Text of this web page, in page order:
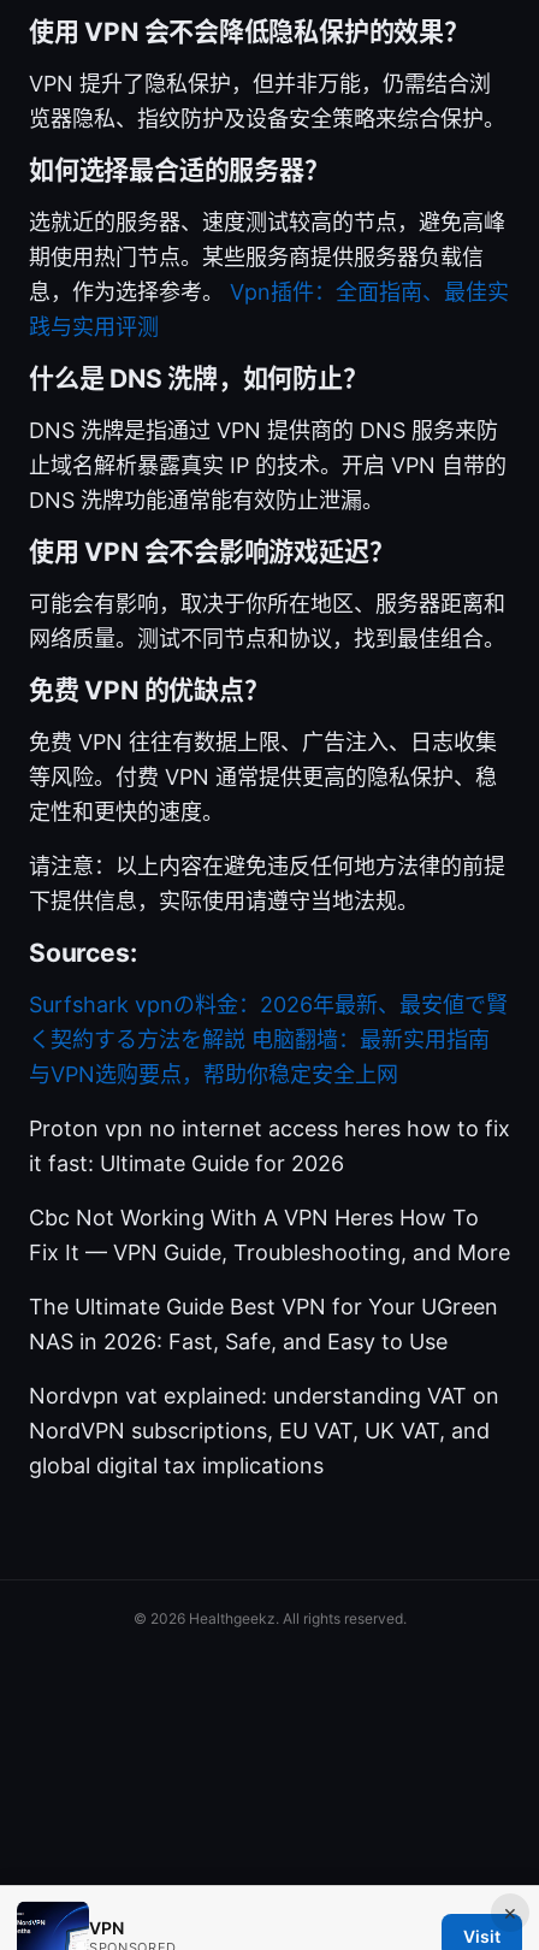
使用 VPN 会不会降低隐私保护的效果？
VPN 提升了隐私保护，但并非万能，仍需结合浏
览器隐私、指纹防护及设备安全策略来综合保护。
如何选择最合适的服务器？
选就近的服务器、速度测试较高的节点，避免高峰
期使用热门节点。某些服务商提供服务器负载信
息，作为选择参考。 Vpn插件：全面指南、最佳实
践与实用评测
什么是 DNS 洗牌，如何防止？
DNS 洗牌是指通过 VPN 提供商的 DNS 服务来防
止域名解析暴露真实 IP 的技术。开启 VPN 自带的
DNS 洗牌功能通常能有效防止泄漏。
使用 VPN 会不会影响游戏延迟？
可能会有影响，取决于你所在地区、服务器距离和
网络质量。测试不同节点和协议，找到最佳组合。
免费 VPN 的优缺点？
免费 VPN 往往有数据上限、广告注入、日志收集
等风险。付费 VPN 通常提供更高的隐私保护、稳
定性和更快的速度。
请注意：以上内容在避免违反任何地方法律的前提
下提供信息，实际使用请遵守当地法规。
Sources:
Surfshark vpnの料金：2026年最新、最安値で賢
く契約する方法を解説 电脑翻墙：最新实用指南
与VPN选购要点，帮助你稳定安全上网
Proton vpn no internet access heres how to fix
it fast: Ultimate Guide for 2026
Cbc Not Working With A VPN Heres How To
Fix It — VPN Guide, Troubleshooting, and More
The Ultimate Guide Best VPN for Your UGreen
NAS in 2026: Fast, Safe, and Easy to Use
Nordvpn vat explained: understanding VAT on
NordVPN subscriptions, EU VAT, UK VAT, and
global digital tax implications
×
VPN Visit
© 2026 Healthgeekz. All rights reserved.